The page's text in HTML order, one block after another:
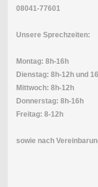
08041-77601
Unsere Sprechzeiten:
Montag: 8h-16h
Dienstag: 8h-12h und
Mittwoch: 8h-12h
Donnerstag: 8h-16h
Freitag: 8-12h
sowie nach